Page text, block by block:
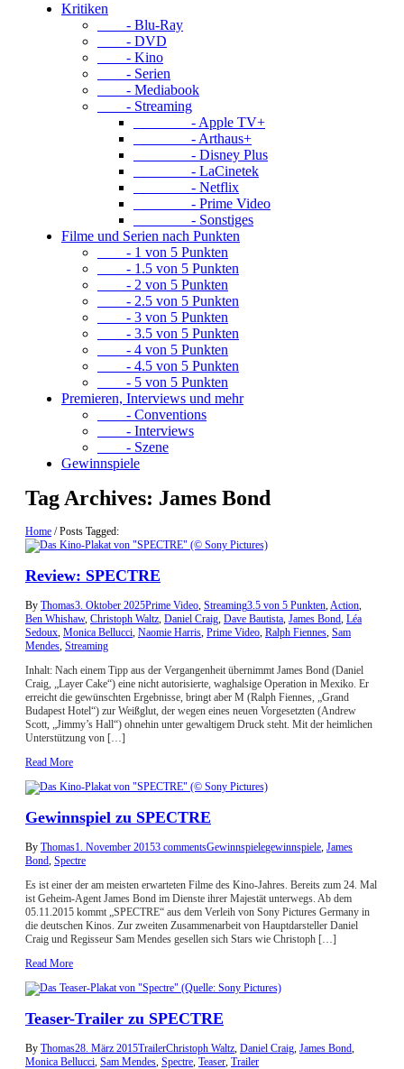
Kritiken
- Blu-Ray
- DVD
- Kino
- Serien
- Mediabook
- Streaming
- Apple TV+
- Arthaus+
- Disney Plus
- LaCinetek
- Netflix
- Prime Video
- Sonstiges
Filme und Serien nach Punkten
- 1 von 5 Punkten
- 1.5 von 5 Punkten
- 2 von 5 Punkten
- 2.5 von 5 Punkten
- 3 von 5 Punkten
- 3.5 von 5 Punkten
- 4 von 5 Punkten
- 4.5 von 5 Punkten
- 5 von 5 Punkten
Premieren, Interviews und mehr
- Conventions
- Interviews
- Szene
Gewinnspiele
Tag Archives: James Bond
Home /Posts Tagged:
Review: SPECTRE
By Thomas3. Oktober 2025Prime Video, Streaming3.5 von 5 Punkten,Action,
Ben Whishaw, Christoph Waltz, Daniel Craig, Dave Bautista, James Bond, Léa
Sedoux, Monica Bellucci, Naomie Harris, Prime Video, Ralph Fiennes, Sam
Mendes, Streaming
Inhalt: Nach einem Tipp aus der Vergangenheit übernimmt James Bond (Daniel
Craig, „Layer Cake“) eine nicht autorisierte, waghalsige Operation in Mexiko. Er
erreicht die gewünschten Ergebnisse, bringt aber M (Ralph Fiennes, „Grand
Budapest Hotel“) zur Weißglut, der wegen eines neuen Vorgesetzten (Andrew
Scott, „Jimmy’s Hall“) ohnehin unter gewaltigem Druck steht. Mit der heimlichen
Unterstützung von […]
Read More
Gewinnspiel zu SPECTRE
By Thomas1. November 20153 commentsGewinnspielegewinnspiele, James
Bond, Spectre
Es ist einer der am meisten erwarteten Filme des Kino-Jahres. Bereits zum 24. Mal
ist Geheim-Agent James Bond im Dienste ihrer Majestät unterwegs. Ab dem
05.11.2015 kommt „SPECTRE“ aus dem Verleih von Sony Pictures Germany in
die deutschen Kinos. Zur zweiten Zusammenarbeit von Hauptdarsteller Daniel
Craig und Regisseur Sam Mendes gesellen sich Stars wie Christoph […]
Read More
Teaser-Trailer zu SPECTRE
By Thomas28. März 2015TrailerChristoph Waltz Daniel Craig James Bond
Monica Bellucci Sam Mendes Spectre Teaser Trailer